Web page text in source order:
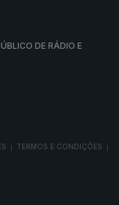
DE RÁDIO E
TERMOS E CONDIÇÕES